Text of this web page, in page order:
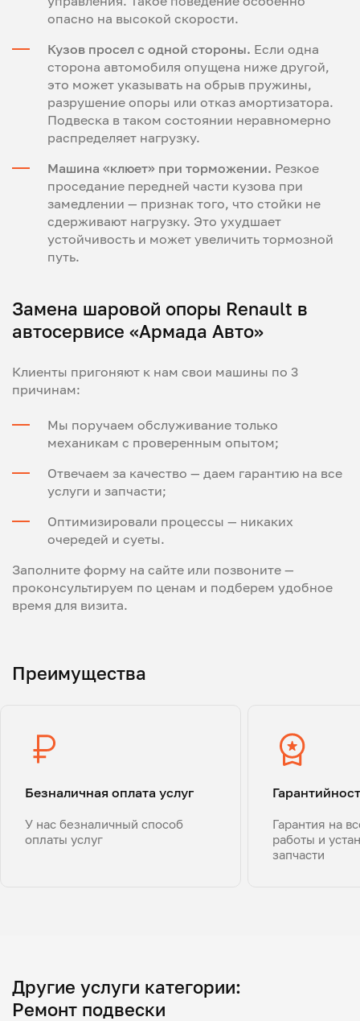
опасно на высокой скорости.
Кузов просел с одной стороны. Если одна
сторона автомобиля опущена ниже другой,
это может указывать на обрыв пружины,
разрушение опоры или отказ амортизатора.
Подвеска в таком состоянии неравномерно
распределяет нагрузку.
Машина «клюет» при торможении. Резкое
проседание передней части кузова при
замедлении — признак того, что стойки не
сдерживают нагрузку. Это ухудшает
устойчивость и может увеличить тормозной
путь.
Замена шаровой опоры Renault в
автосервисе «Армада Авто»
Клиенты пригоняют к нам свои машины по 3
причинам:
Мы поручаем обслуживание только
механикам с проверенным опытом;
Отвечаем за качество — даем гарантию на все
услуги и запчасти;
Оптимизировали процессы — никаких
очередей и суеты.
Заполните форму на сайте или позвоните —
проконсультируем по ценам и подберем удобное
время для визита.
Преимущества
Безналичная оплата услуг
У нас безналичный способ
оплаты услуг
Гарантия на
работы и
запчасти
Другие услуги категории:
Ремонт подвески